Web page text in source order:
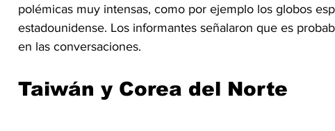
polémicas muy intensas, como por ejemplo los globos
estadounidense. Los informantes señalaron que es
en las conversaciones.
Taiwán y Corea del Norte